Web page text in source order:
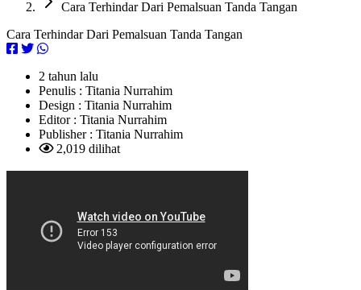
Cara Terhindar Dari Pemalsuan Tanda Tangan
Cara Terhindar Dari Pemalsuan Tanda Tangan
2 tahun lalu
Penulis : Titania Nurrahim
Design : Titania Nurrahim
Editor : Titania Nurrahim
Publisher : Titania Nurrahim
2,019 dilihat